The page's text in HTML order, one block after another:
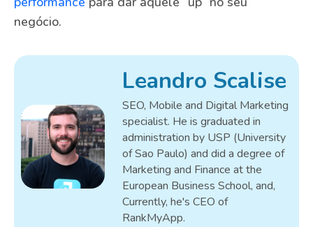
negócio.
Leandro Scalise
SEO, Mobile and Digital Marketing
specialist. He is graduated in
administration by USP (University
of Sao Paulo) and did a degree of
Marketing and Finance at the
European Business School, and,
Currently, he's CEO of
RankMyApp.